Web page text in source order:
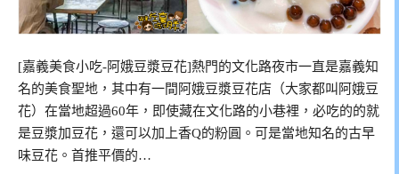
[嘉義美食小吃-阿娥豆漿豆花]熱門的文化路夜市一直是嘉義知
名的美食聖地，其中有一間阿娥豆漿豆花店（大家都叫阿娥豆
花）在當地超過60年，即使藏在文化路的小巷裡，必吃的的就
是豆漿加豆花，還可以加上香Q的粉圓。可是當地知名的古早
味豆花。首推平價的…